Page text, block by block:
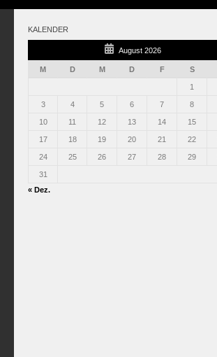
KALENDER
August 2026
M D M D F S
1
3 4 5 6 7 8
10 11 12 13 14 15
17 18 19 20 21 22
24 25 26 27 28 29
31
« Dez.